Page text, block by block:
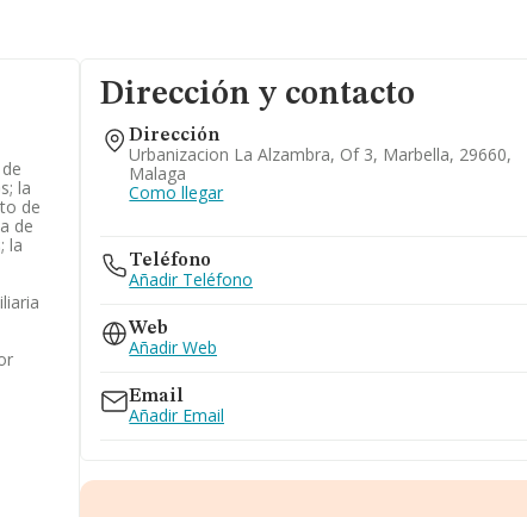
la
de
de
la
Dirección y contacto
Dirección
Urbanizacion La Alzambra, Of 3, Marbella, 29660,
Malaga
Como llegar
Teléfono
Añadir Teléfono
Web
Añadir Web
Email
Añadir Email